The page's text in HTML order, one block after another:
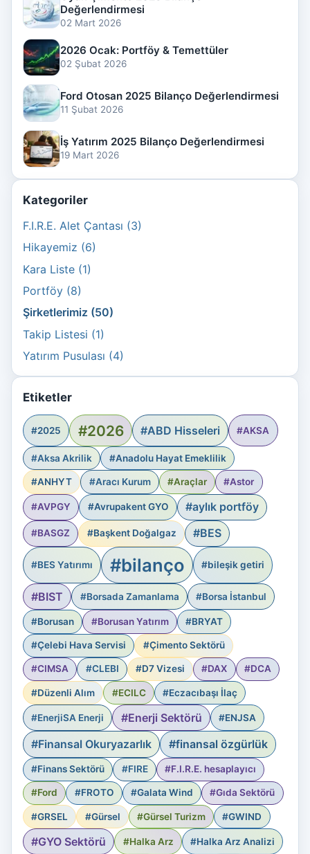
Değerlendirmesi
02 Mart 2026
2026 Ocak: Portföy & Temettüler
02 Şubat 2026
Ford Otosan 2025 Bilanço Değerlendirmesi
11 Şubat 2026
İş Yatırım 2025 Bilanço Değerlendirmesi
19 Mart 2026
Kategoriler
F.I.R.E. Alet Çantası (3)
Hikayemiz (6)
Kara Liste (1)
Portföy (8)
Şirketlerimiz (50)
Takip Listesi (1)
Yatırım Pusulası (4)
Etiketler
#2025 #2026 #ABD Hisseleri #AKSA
#Aksa Akrilik #Anadolu Hayat Emeklilik
#ANHYT #Aracı Kurum #Araçlar #Astor
#AVPGY #Avrupakent GYO #aylık portföy
#BASGZ #Başkent Doğalgaz #BES
#BES Yatırımı #bilanço #bileşik getiri
#BIST #Borsada Zamanlama #Borsa İstanbul
#Borusan #Borusan Yatırım #BRYAT
#Çelebi Hava Servisi #Çimento Sektörü
#CIMSA #CLEBI #D7 Vizesi #DAX #DCA
#Düzenli Alım #ECILC #Eczacıbaşı İlaç
#EnerjiSA Enerji #Enerji Sektörü #ENJSA
#Finansal Okuryazarlık #finansal özgürlük
#Finans Sektörü #FIRE #F.I.R.E. hesaplayıcı
#Ford #FROTO #Galata Wind #Gıda Sektörü
#GRSEL #Gürsel #Gürsel Turizm #GWIND
#GYO Sektörü #Halka Arz #Halka Arz Analizi